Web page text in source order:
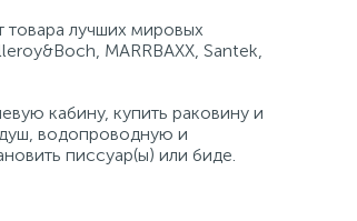
лучших мировых
MARRBAXX, Santek,
кабину, купить раковину и
водопроводную и
писсуар(ы) или биде.